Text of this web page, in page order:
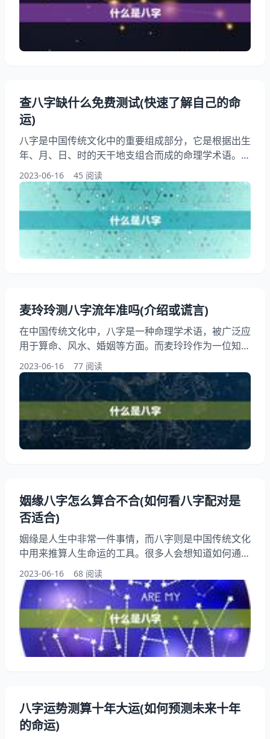
向。本文将为大家介绍测八字的方法和意义，以及如何
根据姓名解读命运。 一、什么是八字 八字是根据出生
年、月、日、时的天干地支组合而成的，也称为“四柱
八字”
查八字缺什么免费测试(快速了解自己的命
运)
八字是中国传统文化中的重要组成部分，它是根据出生
年、月、日、时的天干地支组合而成的命理学术语。八
字可以提示一个人的性格、命运、婚姻、事业等方面的
信息，备受人们关注。很多人并不了解自己的八字缺什
么，也不知道如何解读八字。本文将为大家介绍如何查
八字缺什么，以及如何解读八字，帮助大家更好地了解
自己的命运。 一、什么是八字？ 八字是中国传统文化
中的一种命理学术语，它是根据出生年、月、日
2023-06-16 45 阅读
麦玲玲测八字流年准吗(介绍或谎言)
在中国传统文化中，八字是一种命理学术语，被广泛应
用于算命、风水、婚姻等方面。而麦玲玲作为一位知名
的算命师，其测八字流年的备受关注。麦玲玲测八字流
年准吗？这是一个备受争议的话题。本文将从多个角度
讨论这个问题，介绍的或谎言。 一、什么是八字？ 八
字，又称四柱八字，是指根据出生年、月、日、时四个
要素，推算出一个人的命理学命盘。八字中包含了天
干、地支、阴阳五行等元素，可以用来推算一个人的性
格、运势、婚姻
2023-06-16 77 阅读
姻缘八字怎么算合不合(如何看八字配对是
否适合)
姻缘是人生中非常一件事情，而八字则是中国传统文化
中用来推算人生命运的工具。很多人会想知道如何通过
八字来判断自己和另一半是否适合。本文将从八字的基
本概念入手，详细讲解如何通过八字来判断姻缘是否合
适。 一、什么是八字 八字，又称四柱八字，是中华民
族传统文化中的一种命理学术。它是根据人出生的年、
月、日、时四个要素，推算出一个人的命运和性格特点
的方法。八字中的“八”指的是四柱中的八个字，分别代
表年、月
2023-06-16 68 阅读
八字运势测算十年大运(如何预测未来十年
的命运)